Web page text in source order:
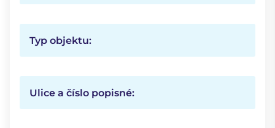
Typ objektu:
Ulice a číslo popisné: